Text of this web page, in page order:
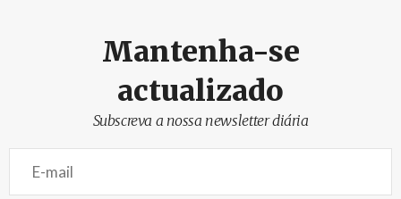
Mantenha-se
actualizado
Subscreva a nossa newsletter diária